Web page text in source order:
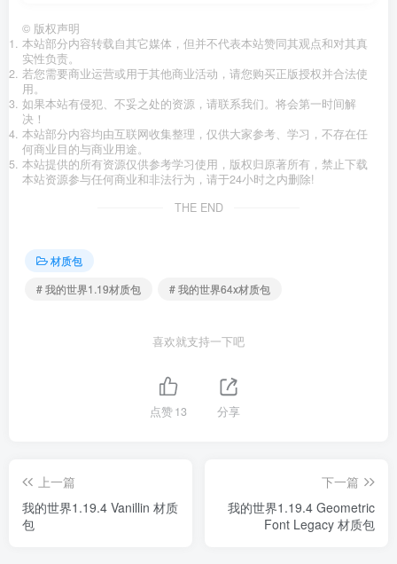
© 版权声明
本站部分内容转载自其它媒体，但并不代表本站赞同其观点和对其真
实性负责。
若您需要商业运营或用于其他商业活动，请您购买正版授权并合法使
用。
如果本站有侵犯、不妥之处的资源，请联系我们。将会第一时间解
决！
本站部分内容均由互联网收集整理，仅供大家参考、学习，不存在任
何商业目的与商业用途。
本站提供的所有资源仅供参考学习使用，版权归原著所有，禁止下载
本站资源参与任何商业和非法行为，请于24小时之内删除!
THE END
材质包
# 我的世界1.19材质包
# 我的世界64x材质包
喜欢就支持一下吧
点赞13 分享
上一篇
我的世界1.19.4 Vanillin 材质
包
下一篇
我的世界1.19.4 Geometric
Font Legacy 材质包